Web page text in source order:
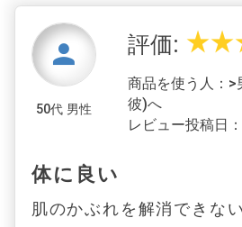
person
50代 男性
評価: star_ratestar_rate
商品を使う人：>
彼)へ
レビュー投稿日
体に良い
肌のかぶれを解消できな